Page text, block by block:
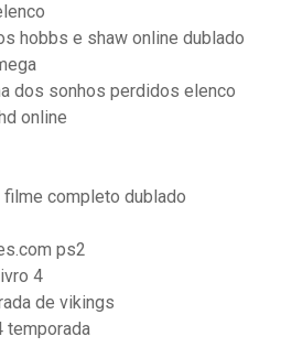
hobbs e shaw online dublado
dos sonhos perdidos elenco
online
completo dublado
ps2
4
de vikings
temporada